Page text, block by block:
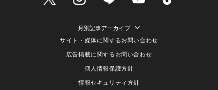
月別記事アーカイブ
サイト・媒体に関するお問い合わせ
広告掲載に関するお問い合わせ
個人情報保護方針
情報セキュリティ方針